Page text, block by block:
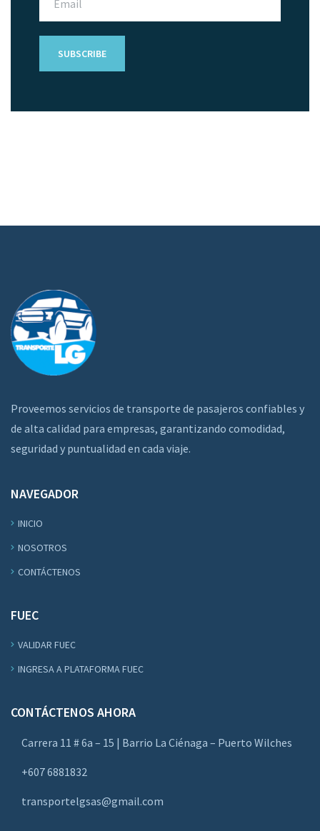
Proveemos servicios de transporte de pasajeros confiables y
de alta calidad para empresas, garantizando comodidad,
seguridad y puntualidad en cada viaje.
NAVEGADOR
INICIO
NOSOTROS
CONTÁCTENOS
FUEC
VALIDAR FUEC
INGRESA A PLATAFORMA FUEC
CONTÁCTENOS AHORA
Carrera 11 # 6a – 15 | Barrio La Ciénaga – Puerto Wilches
+607 6881832
transportelgsas@gmail.com